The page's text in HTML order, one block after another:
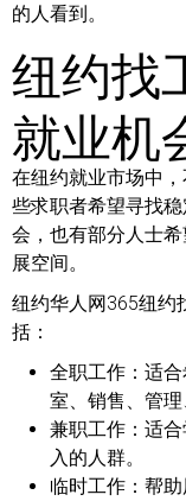
的人看到。
纽约找
就业机
在纽约就业市场中
些求职者希望寻找
会，也有部分人士
展空间。
纽约华人网365纽约
括：
全职工作： 适
室、销售、管理
兼职工作： 适
入的人群。
临时工作： 帮